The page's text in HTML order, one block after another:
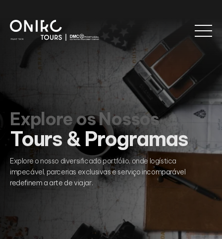
Explore os Nossos
Tours & Programas
Explore o nosso diversificado portfólio, onde logística
impecável, parcerias exclusivas e serviço incomparável
redefinem a arte de viajar.